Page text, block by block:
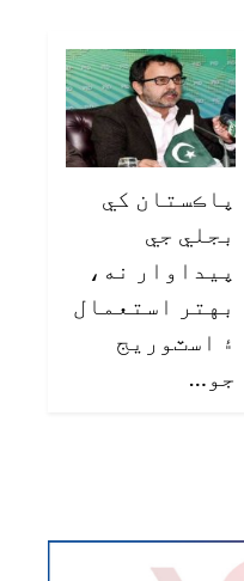
پاڪستان کي
بجلي جي
پيداوار نه،
بهتر استعمال
۽ اسٽوريج
جو…